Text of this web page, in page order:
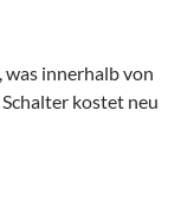
was innerhalb von
kostet neu